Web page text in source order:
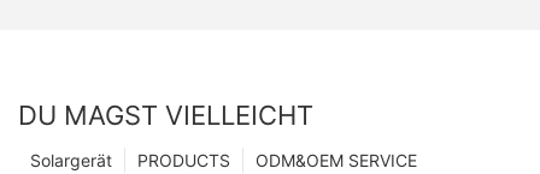
DU MAGST VIELLEICHT
ODM&OEM SERVICE
PRODUCTS
Solargerät